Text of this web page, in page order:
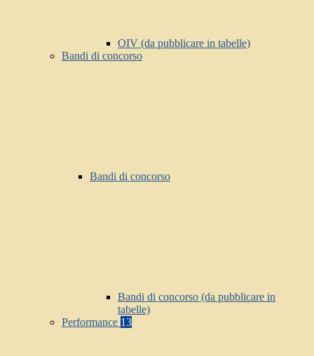
OIV (da pubblicare in tabelle)
Bandi di concorso
Bandi di concorso
Bandi di concorso (da pubblicare in
tabelle)
Performance 13